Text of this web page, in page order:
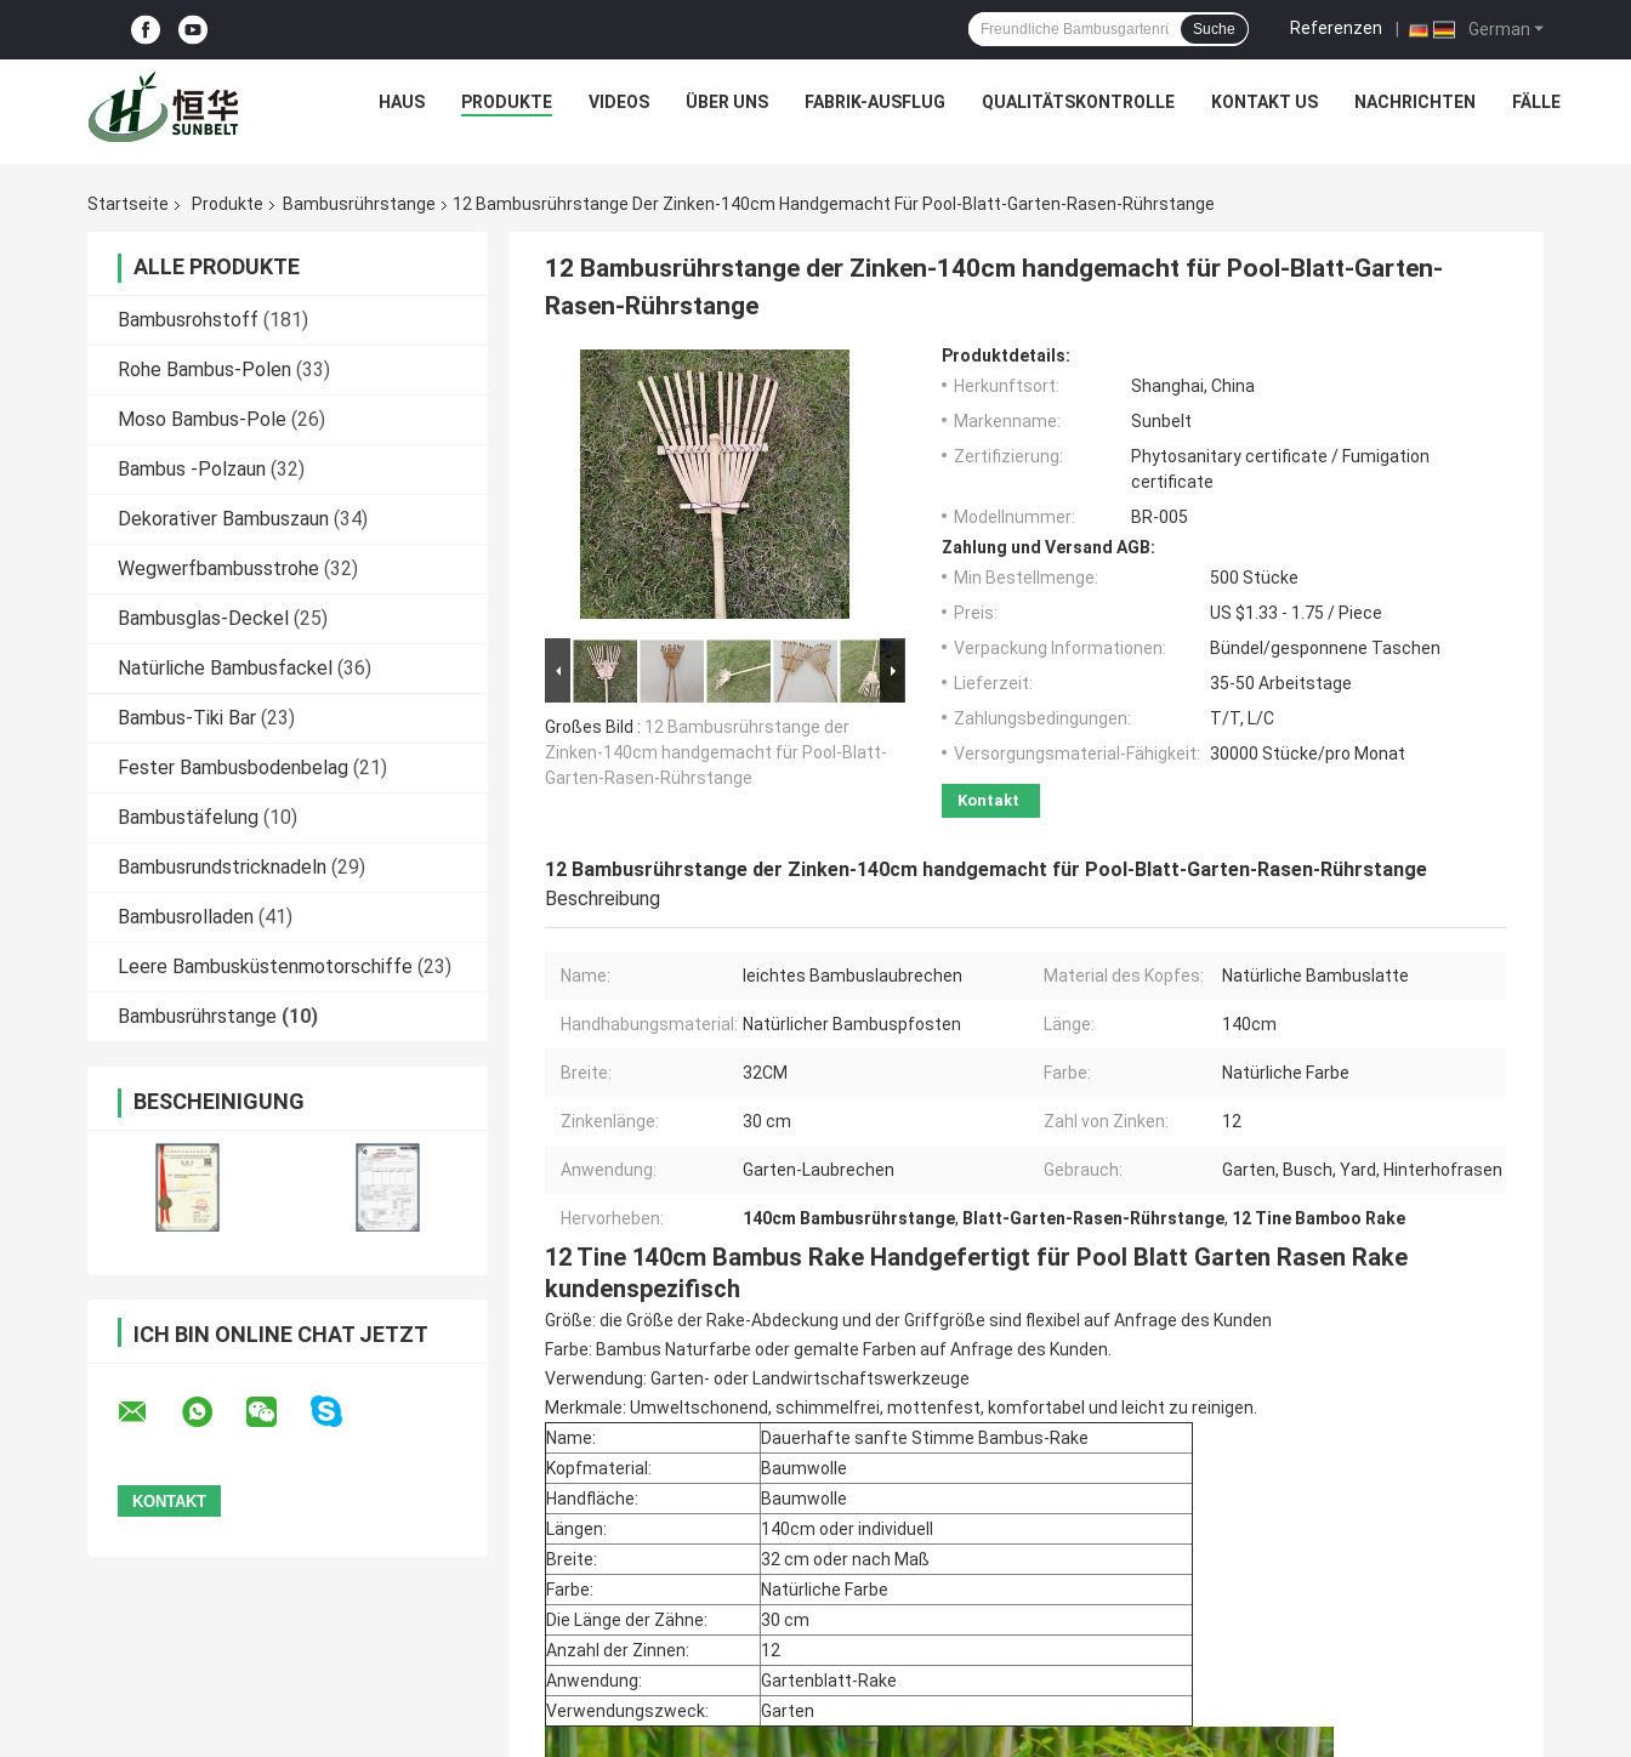
German
Referenzen |
Suche
HAUS PRODUKTE VIDEOS ÜBER UNS FABRIK-AUSFLUG QUALITÄTSKONTROLLE KONTAKT US NACHRICHTEN FÄLLE
Startseite Produkte Bambusrührstange 12 Bambusrührstange Der Zinken-140cm Handgemacht Für Pool-Blatt-Garten-Rasen-Rührstange
ALLE PRODUKTE
Bambusrohstoff (181)
Rohe Bambus-Polen (33)
Moso Bambus-Pole (26)
Bambus -Polzaun (32)
Dekorativer Bambuszaun (34)
Wegwerfbambusstrohe (32)
Bambusglas-Deckel (25)
Natürliche Bambusfackel (36)
Bambus-Tiki Bar (23)
Fester Bambusbodenbelag (21)
Bambustäfelung (10)
Bambusrundstricknadeln (29)
Bambusrolladen (41)
Leere Bambusküstenmotorschiffe (23)
Bambusrührstange (10)
BESCHEINIGUNG
ICH BIN ONLINE CHAT JETZT
12 Bambusrührstange der Zinken-140cm handgemacht für Pool-Blatt-Garten-
Rasen-Rührstange
Großes Bild : 12 Bambusrührstange der
Zinken-140cm handgemacht für Pool-Blatt-
Garten-Rasen-Rührstange
Produktdetails:
Herkunftsort:
Shanghai, China
Markenname:
Sunbelt
Zertifizierung:
Phytosanitary certificate / Fumigation
certificate
Modellnummer:
BR-005
Zahlung und Versand AGB:
Min Bestellmenge:
500 Stücke
Preis:
US $1.33 - 1.75 / Piece
Verpackung Informationen:
Bündel/gesponnene Taschen
Lieferzeit:
35-50 Arbeitstage
Zahlungsbedingungen:
T/T, L/C
Versorgungsmaterial-Fähigkeit: 30000 Stücke/pro Monat
Kontakt
12 Bambusrührstange der Zinken-140cm handgemacht für Pool-Blatt-Garten-Rasen-Rührstange
Beschreibung
Name: leichtes Bambuslaubrechen Material des Kopfes: Natürliche Bambuslatte
Handhabungsmaterial: Natürlicher Bambuspfosten Länge: 140cm
Breite: 32CM Farbe: Natürliche Farbe
Zinkenlänge: 30 cm Zahl von Zinken: 12
Anwendung: Garten-Laubrechen Gebrauch: Garten, Busch, Yard, Hinterhofrasen
Hervorheben: 140cm Bambusrührstange, Blatt-Garten-Rasen-Rührstange, 12 Tine Bamboo Rake
12 Tine 140cm Bambus Rake Handgefertigt für Pool Blatt Garten Rasen Rake
kundenspezifisch
Größe: die Größe der Rake-Abdeckung und der Griffgröße sind flexibel auf Anfrage des Kunden
Farbe: Bambus Naturfarbe oder gemalte Farben auf Anfrage des Kunden.
Verwendung: Garten- oder Landwirtschaftswerkzeuge
Merkmale: Umweltschonend, schimmelfrei, mottenfest, komfortabel und leicht zu reinigen.
Name:
Dauerhafte sanfte Stimme Bambus-Rake
Kopfmaterial:
Baumwolle
Handfläche:
Baumwolle
Längen:
140cm oder individuell
Breite:
32 cm oder nach Maß
Farbe:
Natürliche Farbe
Die Länge der Zähne:
30 cm
Anzahl der Zinnen:
12
Anwendung:
Gartenblatt-Rake
Verwendungszweck:
Garten